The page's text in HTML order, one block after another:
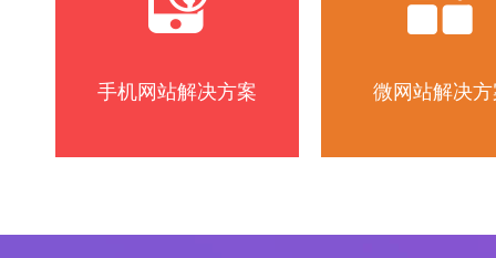
手机网站解决方案 微网站解决